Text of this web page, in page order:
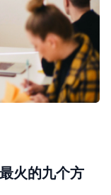
火的九个方